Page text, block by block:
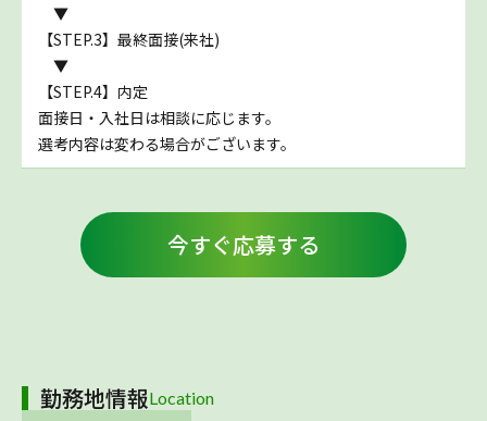
▼
【STEP.3】最終面接(来社)
▼
【STEP.4】内定
面接日・入社日は相談に応じます。
選考内容は変わる場合がございます。
今すぐ応募する
勤務地情報Location